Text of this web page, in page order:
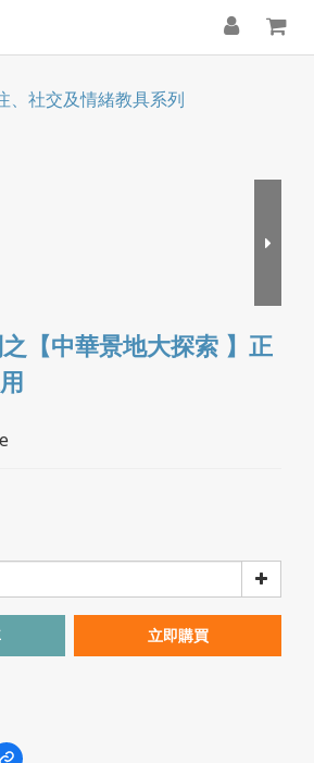
、社交及情緒教具系列
【中華景地大探索 】正
立即購買